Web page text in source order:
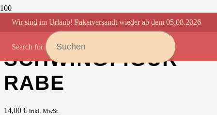
Wir sind im Urlaub! Paketversandt wieder ab dem 05.08.2026
Search for:
Startseite/ Schwingfiguren/ Schwingfigur Rabe
SCHWINGFIGUR
RABE
14,00 € inkl. MwSt.